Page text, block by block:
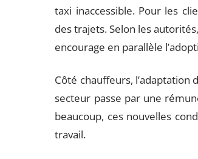
taxi inaccessible. Pour les
des trajets. Selon les
encourage en parallèle
Côté chauffeurs, l’adaptation
secteur passe par une
beaucoup, ces nouvelles
travail.